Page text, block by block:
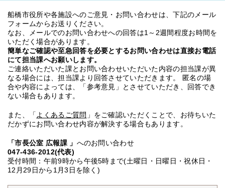
船橋市役所や各施設へのご意見・お問い合わせは、下記のメール
フォームからお送りください。
なお、メールでのお問い合わせへの回答は1～2週間程度お時間を
いただく場合があります。
簡単なご確認や至急回答を必要とするお問い合わせは直接お電話
にて担当課へお願いします。
ご連絡いただいた課とお問い合わせいただいた内容の担当課が異
なる場合には、担当課より回答させていただきます。 匿名の場
合や内容によっては、「参考意見」とさせていただき、回答でき
ない場合もあります。
また、「 よくあるご質問 」をご確認いただくことで、お待ちいた
だかずにお問い合わせ内容が解決する場合もあります。
「市長公室 広報課 」 へのお問い合わせ
047-436-2012(代表)
受付時間：午前9時から午後5時まで(土曜日・日曜日・祝休日・
12月29日から1月3日を除く)